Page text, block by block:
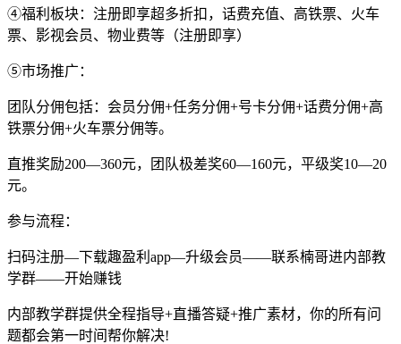
④福利板块：注册即享超多折扣，话费充值、高铁票、火车
票、影视会员、物业费等（注册即享）
⑤市场推广：
团队分佣包括：会员分佣+任务分佣+号卡分佣+话费分佣+高
铁票分佣+火车票分佣等。
直推奖励200—360元，团队极差奖60—160元，平级奖10—20
元。
参与流程：
扫码注册—下载趣盈利app—升级会员——联系楠哥进内部教
学群——开始赚钱
内部教学群提供全程指导+直播答疑+推广素材，你的所有问
题都会第一时间帮你解决!